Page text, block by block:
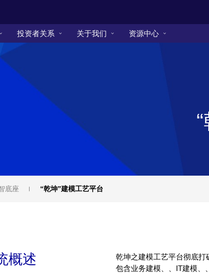
投资者关系 关于我们 资源中心
底座 “乾坤”建模工艺平台
概述
乾坤之建模工艺平台彻底打破传统
包含业务建模、、IT建模